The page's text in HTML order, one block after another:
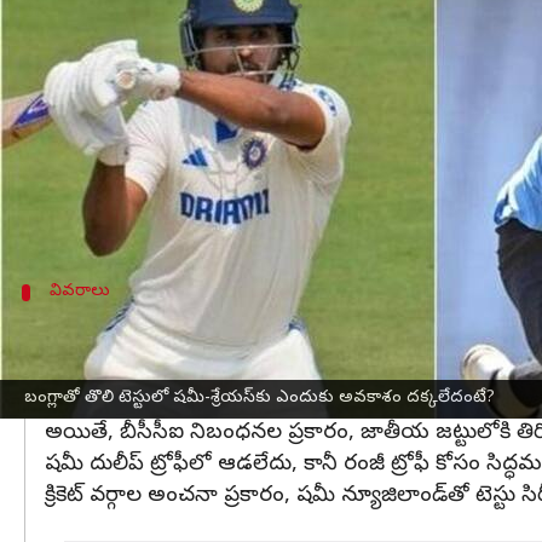
బంగ్లాతో తొలి టెస్టులో షమీ-శ్రేయస్‌కు ఎందుకు అవకాశం దక్కలేదంటే?
Sep 09, 2024
ఈ వార్తాకథనం ఏంటి
బంగ్లాదేశ్‌తో మ్యాచ్‌ కోసం భారత జట్టును
అయితే సీనియర్ పేసర్మహ్మద్ షమీ
ఆసక్తికరంగా, జస్ప్రీత్ బుమ్రాను సెలక్ట్ చేశారు. షమీకి
వివరాలు
బీసీసీఐ నిబంధనల ప్రకారం.. దేశవాళీ క్రికెట్‌లో
వరల్డ్ కప్ తర్వాత షమీ క్రికెట్‌కు దూరంగా ఉన్నాడు, కానీ
బంగ్లాదేశ్‌తో టెస్టు సిరీస్‌లో షమీని పరిగణనలోకి
అయితే, బీసీసీఐ నిబంధనల ప్రకారం, జాతీయ జట్టులోకి
షమీ దులీప్ ట్రోఫీలో ఆడలేదు, కానీ రంజీ ట్రోఫీ కోసం
క్రికెట్ వర్గాల అంచనా ప్రకారం, షమీ న్యూజిలాండ్‌తో